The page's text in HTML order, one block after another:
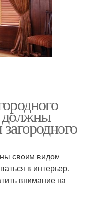
должны
своим видом
в интерьер.
внимание на